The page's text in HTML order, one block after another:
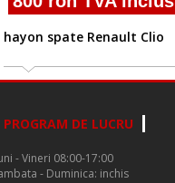
hayon spate Renault Clio
PROGRAM DE LUCRU
- Vineri 08:00-17:00
- Duminica: inchis